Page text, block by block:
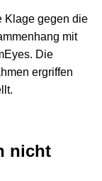
Klage gegen die
mit
Die
ergriffen
nicht